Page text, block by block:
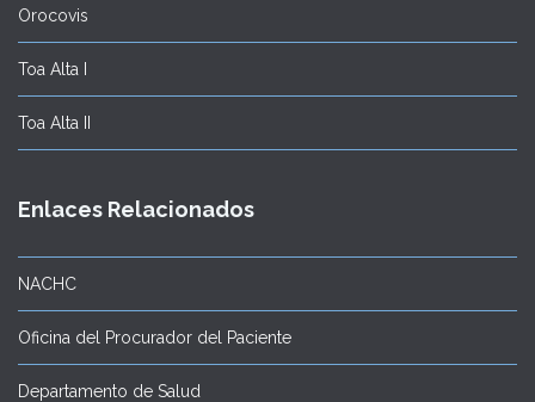
Orocovis
Toa Alta I
Toa Alta II
Enlaces Relacionados
NACHC
Oficina del Procurador del Paciente
Departamento de Salud